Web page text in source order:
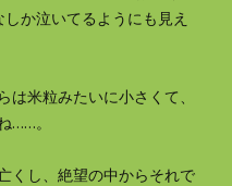
か泣いてるようにも見え
米粒みたいに小さくて、
……。
くし、絶望の中からそれで